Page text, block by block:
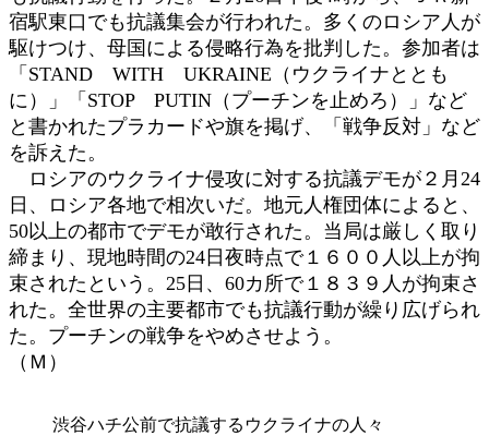
宿駅東口でも抗議集会が行われた。多くのロシア人が
駆けつけ、母国による侵略行為を批判した。参加者は
「STAND WITH UKRAINE（ウクライナととも
に）」「STOP PUTIN（プーチンを止めろ）」など
と書かれたプラカードや旗を掲げ、「戦争反対」など
を訴えた。
ロシアのウクライナ侵攻に対する抗議デモが２月24
日、ロシア各地で相次いだ。地元人権団体によると、
50以上の都市でデモが敢行された。当局は厳しく取り
締まり、現地時間の24日夜時点で１６００人以上が拘
束されたという。25日、60カ所で１８３９人が拘束さ
れた。全世界の主要都市でも抗議行動が繰り広げられ
た。プーチンの戦争をやめさせよう。
（Ｍ）
渋谷ハチ公前で抗議するウクライナの人々